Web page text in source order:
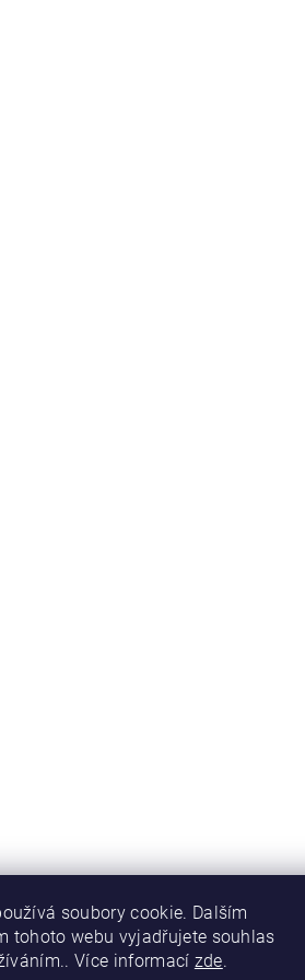
soubory cookie. Dalším
tohoto webu vyjadřujete souhlas
Více informací zde.